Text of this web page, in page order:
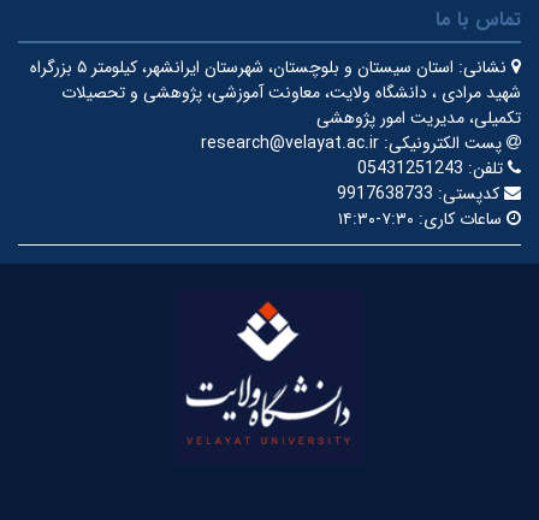
تماس با ما
نشانی:
استان سیستان و بلوچستان، شهرستان ایرانشهر، کیلومتر ۵ بزرگراه
شهید مرادی ، دانشگاه ولایت، معاونت آموزشی، پژوهشی و تحصیلات
تکمیلی، مدیریت امور پژوهشی
پست الکترونیکی: research@velayat.ac.ir
تلفن: 05431251243
کدپستی: 9917638733
ساعات کاری: ۷:۳۰-۱۴:۳۰